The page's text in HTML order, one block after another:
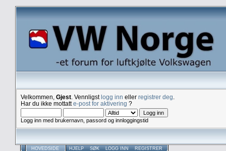
Velkommen, Gjest . Vennligstlogg inn eller registrer deg
Har du ikke mottatte-post for aktivering ?
Logg inn med brukernavn, passord og innloggingstid
HOVEDSIDE HJELP SØK LOGG INN REGISTRER